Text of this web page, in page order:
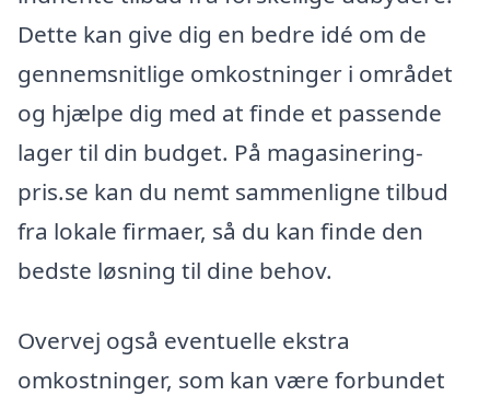
Dette kan give dig en bedre idé om de
gennemsnitlige omkostninger i området
og hjælpe dig med at finde et passende
lager til din budget. På magasinering-
pris.se kan du nemt sammenligne tilbud
fra lokale firmaer, så du kan finde den
bedste løsning til dine behov.
Overvej også eventuelle ekstra
omkostninger, som kan være forbundet